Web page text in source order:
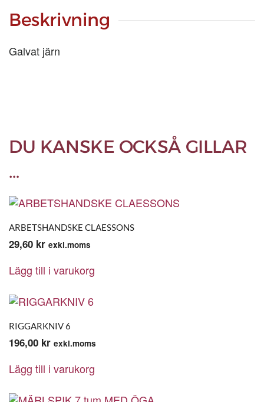
mängd
Beskrivning
Galvat järn
DU KANSKE OCKSÅ GILLAR
…
ARBETSHANDSKE CLAESSONS
29,60 kr exkl.moms
Lägg till i varukorg
RIGGARKNIV 6
196,00 kr exkl.moms
Lägg till i varukorg